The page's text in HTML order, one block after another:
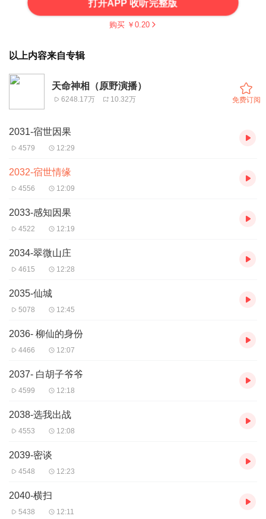
打开APP 收听完整版
购买 ￥ 0.20
以上内容来自专辑
天命神相（原野演播）
6248.17万 10.32万 免费订阅
2031-宿世因果
4579 12:29
2032-宿世情缘
4556 12:09
2033-感知因果
4522 12:19
2034-翠微山庄
4615 12:28
2035-仙城
5078 12:45
2036- 柳仙的身份
4466 12:07
2037- 白胡子爷爷
4599 12:18
2038-选我出战
4553 12:08
2039-密谈
4548 12:23
2040-横扫
5438 12:11